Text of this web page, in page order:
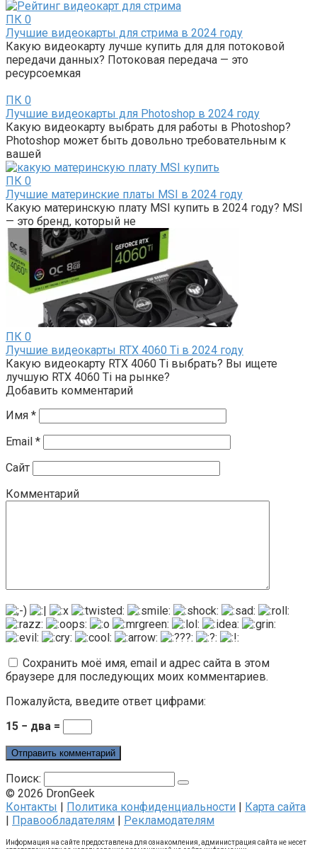
ПК 0
Лучшие видеокарты для стрима в 2024 году
Какую видеокарту лучше купить для для потоковой
передачи данных? Потоковая передача — это
ресурсоемкая
ПК 0
Лучшие видеокарты для Photoshop в 2024 году
Какую видеокарту выбрать для работы в Photoshop?
Photoshop может быть довольно требовательным к
вашей
ПК 0
Лучшие материнские платы MSI в 2024 году
Какую материнскую плату MSI купить в 2024 году? MSI
— это бренд, который не
ПК 0
Лучшие видеокарты RTX 4060 Ti в 2024 году
Какую видеокарту RTX 4060 Ti выбрать? Вы ищете
лучшую RTX 4060 Ti на рынке?
Добавить комментарий
Имя *
Email *
Сайт
Комментарий
Сохранить моё имя, email и адрес сайта в этом
браузере для последующих моих комментариев.
Пожалуйста, введите ответ цифрами:
15 − два =
Поиск:
© 2026 DronGeek
Контакты | Политика конфиденциальности | Карта сайта
| Правообладателям | Рекламодателям
Информация на сайте предоставлена для ознакомления, администрация сайта не несет